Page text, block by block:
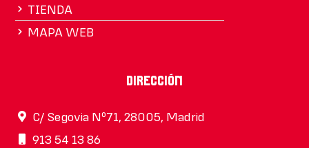
TIENDA
MAPA WEB
Dirección
C/ Segovia Nº71, 28005, Madrid
913 54 13 86